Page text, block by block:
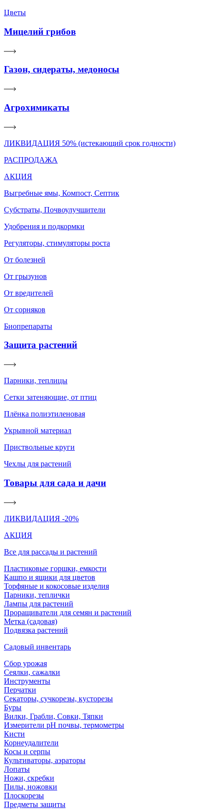
Цветы
Мицелий грибов
Газон, сидераты, медоносы
Агрохимикаты
ЛИКВИДАЦИЯ 50% (истекающий срок годности)
РАСПРОДАЖА
АКЦИЯ
Выгребные ямы, Компост, Септик
Субстраты, Почвоулучшители
Удобрения и подкормки
Регуляторы, стимуляторы роста
От болезней
От грызунов
От вредителей
От сорняков
Биопрепараты
Защита растений
Парники, теплицы
Сетки затеняющие, от птиц
Плёнка полиэтиленовая
Укрывной материал
Приствольные круги
Чехлы для растений
Товары для сада и дачи
ЛИКВИДАЦИЯ -20%
АКЦИЯ
Все для рассады и растений
Пластиковые горшки, емкости
Кашпо и ящики для цветов
Торфяные и кокосовые изделия
Парники, теплички
Лампы для растений
Проращиватели для семян и растений
Метка (садовая)
Подвязка растений
Садовый инвентарь
Сбор урожая
Сеялки, сажалки
Инструменты
Перчатки
Секаторы, сучкорезы, кусторезы
Буры
Вилки, Грабли, Совки, Тяпки
Измерители pH почвы, термометры
Кисти
Корнеудалители
Косы и серпы
Культиваторы, аэраторы
Лопаты
Ножи, скребки
Пилы, ножовки
Плоскорезы
Предметы защиты